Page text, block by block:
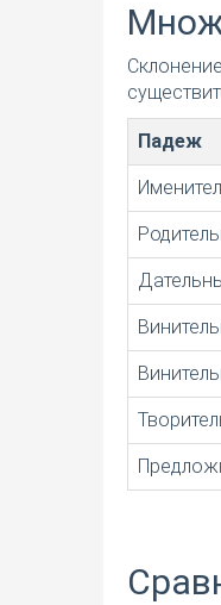
Падеж